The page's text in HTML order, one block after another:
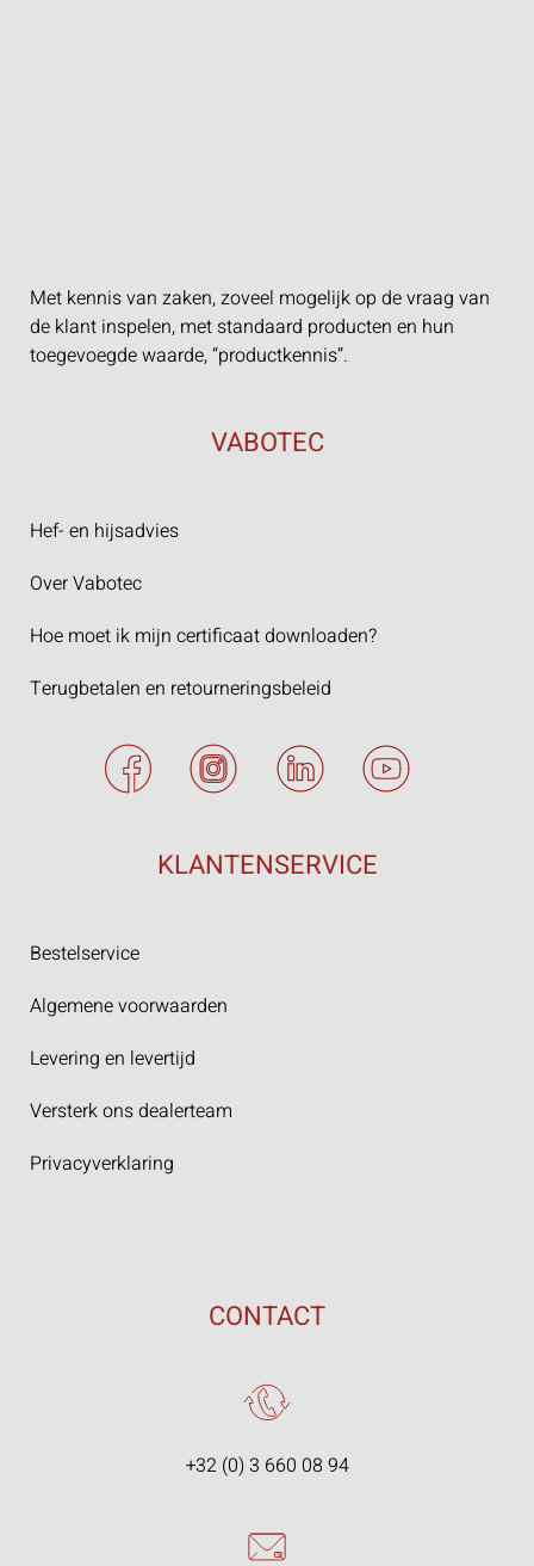
Met kennis van zaken, zoveel mogelijk op de vraag van
de klant inspelen, met standaard producten en hun
toegevoegde waarde, “productkennis”.
VABOTEC
Hef- en hijsadvies
Over Vabotec
Hoe moet ik mijn certificaat downloaden?
Terugbetalen en retourneringsbeleid
KLANTENSERVICE
Bestelservice
Algemene voorwaarden
Levering en levertijd
Versterk ons dealerteam
Privacyverklaring
CONTACT
+32 (0) 3 660 08 94